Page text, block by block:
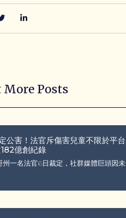
More Posts
公害！法官斥傷害兒童不限於平台
億創紀錄
州一名法官6日裁定，社群媒體巨頭因未